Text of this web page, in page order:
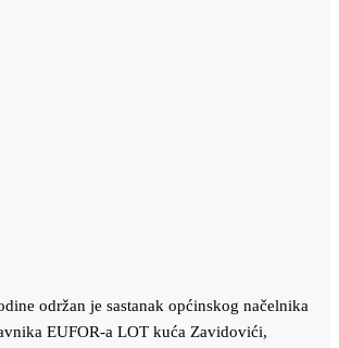
održan je sastanak općinskog načelnika
EUFOR-a LOT kuća Zavidovići,